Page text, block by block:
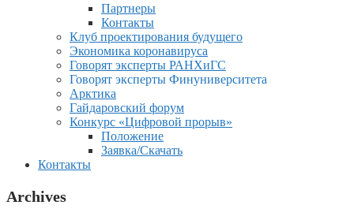
Партнеры
Контакты
Клуб проектирования будущего
Экономика коронавируса
Говорят эксперты РАНХиГС
Говорят эксперты Финуниверситета
Арктика
Гайдаровский форум
Конкурс «Цифровой прорыв»
Положение
Заявка/Скачать
Контакты
Archives